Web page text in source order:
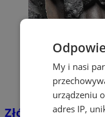
Złóż wniosek o
My i nasi
urządzeniu
adres IP,